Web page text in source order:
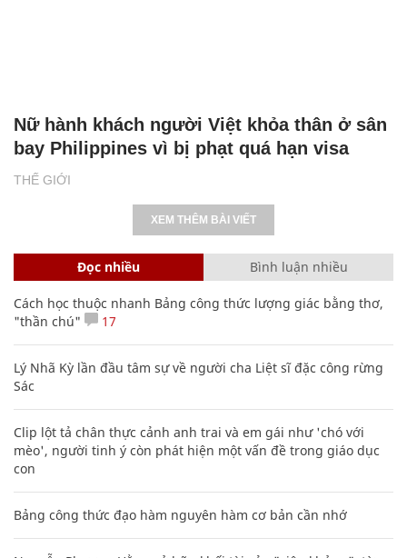
THẾ GIỚI
Nữ hành khách người Việt khỏa thân ở sân
bay Philippines vì bị phạt quá hạn visa
XEM THÊM BÀI VIẾT
Đọc nhiều Bình luận nhiều
Cách học thuộc nhanh Bảng công thức lượng giác bằng thơ,
"thần chú"
17
Lý Nhã Kỳ lần đầu tâm sự về người cha Liệt sĩ đặc công rừng
Sác
Clip lột tả chân thực cảnh anh trai và em gái như 'chó với
mèo', người tinh ý còn phát hiện một vấn đề trong giáo dục
con
Bảng công thức đạo hàm nguyên hàm cơ bản cần nhớ